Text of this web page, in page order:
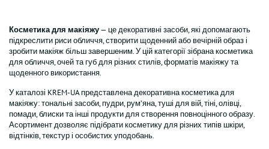
Косметика для макіяжу— це декоративні засоби, які допомагають
підкреслити риси обличчя, створити щоденний або вечірній образ і
зробити макіяж більш завершеним. У цій категорії зібрана косметика
для обличчя, очей та губ для різних стилів, форматів макіяжу та
щоденного використання.
У каталозі KREM-UA представлена декоративна косметика для
макіяжу: тональні засоби, пудри, рум’яна, туші для вій, тіні, олівці,
помади, блиски та інші продукти для створення повноцінного образу.
Асортимент дозволяє підібрати косметику для різних типів шкіри,
відтінків, текстур і особистих уподобань.